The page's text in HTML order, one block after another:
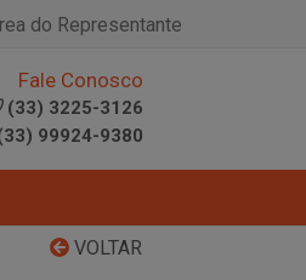
do Representante
Fale Conosco
(33) 3225-3126
99924-9380
VOLTAR